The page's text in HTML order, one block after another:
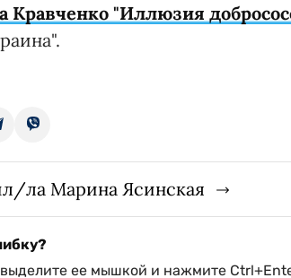
Кравченко "Иллюзия
ла Марина Ясинская
ее мышкой и нажмите